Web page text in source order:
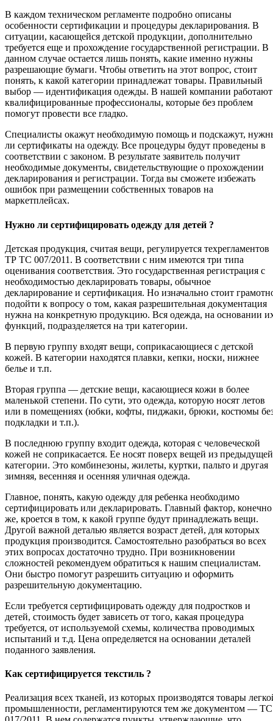
В каждом техническом регламенте подробно описаны
особенности сертификации и процедуры декларирования. В
ситуации, касающейся детской продукции, дополнительно
требуется еще и прохождение государственной регистрации. В
данном случае остается лишь понять, какие именно нужны
разрешающие бумаги. Чтобы ответить на этот вопрос, стоит
понять, к какой категории принадлежат товары. Правильный
выбор — идентификация одежды. В нашей компании работают
квалифицированные профессионалы, которые без проблем
помогут провести все гладко.
Специалисты окажут необходимую помощь и подскажут,
ли сертификаты на одежду. Все процедуры будут проведены в
соответствии с законом. В результате заявитель получит
необходимые документы, свидетельствующие о прохождении
декларирования и регистрации. Тогда вы сможете избежать
ошибок при размещении собственных товаров на
маркетплейсах.
Нужно ли сертифицировать одежду для детей ?
Детская продукция, считая вещи, регулируется техрегламентов
ТР ТС 007/2011. В соответствии с ним имеются три типа
оценивания соответствия. Это государственная регистрация с
необходимостью декларировать товары, обычное
декларирование и сертификация. Но изначально стоит
подойти к вопросу о том, какая разрешительная документация
нужна на конкретную продукцию. Вся одежда, на основании
функций, подразделяется на три категории.
В первую группу входят вещи, соприкасающиеся с детской
кожей. В категории находятся плавки, кепки, носки, нижнее
белье и т.п.
Вторая группа — детские вещи, касающиеся кожи в более
маленькой степени. По сути, это одежда, которую носят летов
или в помещениях (юбки, кофты, пиджаки, брюки, костюмы
подкладки и т.п.).
В последнюю группу входит одежда, которая с человеческой
кожей не соприкасается. Ее носят поверх вещей из предыдущей
категории. Это комбинезоны, жилеты, куртки, пальто и другая
зимняя, весенняя и осенняя уличная одежда.
Главное, понять, какую одежду для ребенка необходимо
сертифицировать или декларировать. Главный фактор, конечно
же, кроется в том, к какой группе будут принадлежать вещи.
Другой важной деталью является возраст детей, для которых
продукция производится. Самостоятельно разобраться во всех
этих вопросах достаточно трудно. При возникновении
сложностей рекомендуем обратиться к нашим специалистам.
Они быстро помогут разрешить ситуацию и оформить
разрешительную документацию.
Если требуется сертифицировать одежду для подростков и
детей, стоимость будет зависеть от того, какая процедура
требуется, от используемой схемы, количества проводимых
испытаний и т.д. Цена определяется на основании деталей
поданного заявления.
Как сертифицируется текстиль ?
Реализация всех тканей, из которых производятся товары
промышленности, регламентируются тем же документом — ТС